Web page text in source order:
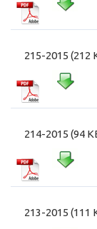
215-2015 (212
214-2015 (94
213-2015 (111